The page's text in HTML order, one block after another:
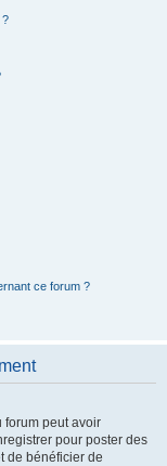
?
ce forum ?
forum peut avoir
pour poster des
de bénéficier de